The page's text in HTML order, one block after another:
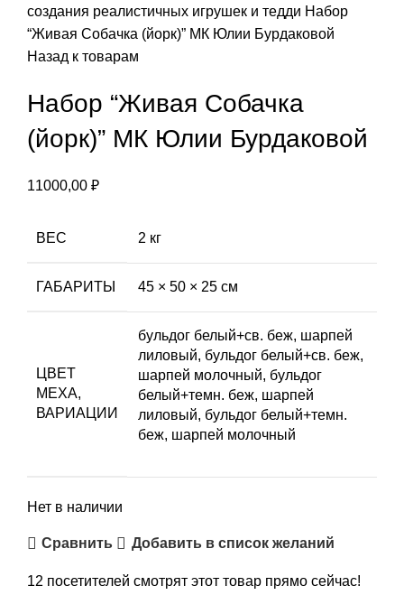
создания реалистичных игрушек и тедди Набор
“Живая Собачка (йорк)” МК Юлии Бурдаковой
Назад к товарам
Набор “Живая Собачка
(йорк)” МК Юлии Бурдаковой
11000,00 ₽
ВЕС 2 кг
ГАБАРИТЫ 45 × 50 × 25 см
ЦВЕТ
МЕХА,
ВАРИАЦИИ
бульдог белый+св. беж, шарпей
лиловый, бульдог белый+св. беж,
шарпей молочный, бульдог
белый+темн. беж, шарпей
лиловый, бульдог белый+темн.
беж, шарпей молочный
Нет в наличии
Сравнить Добавить в список желаний
12 посетителей смотрят этот товар прямо сейчас!